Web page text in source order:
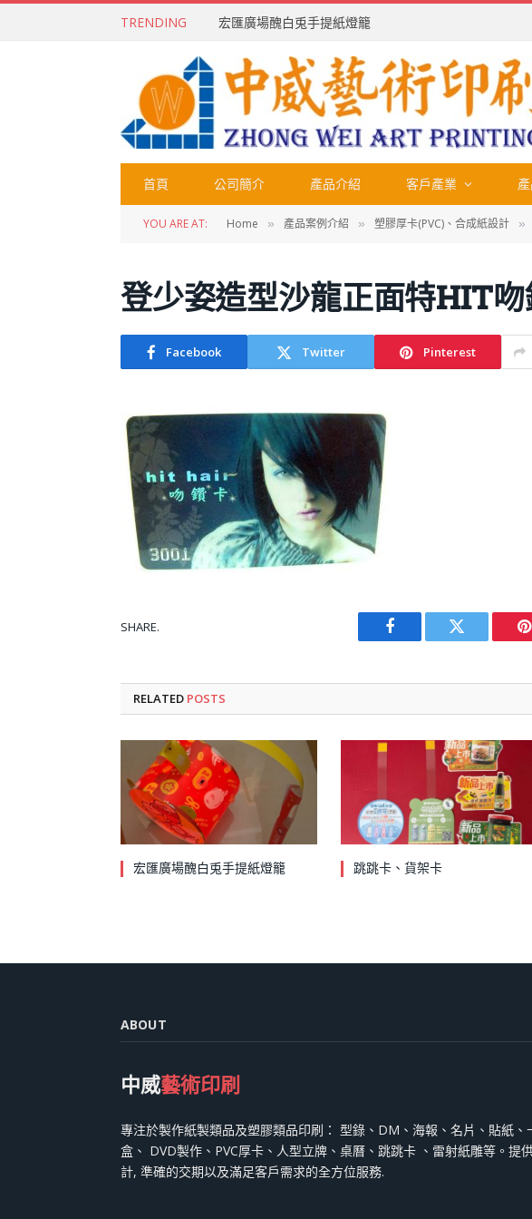
TRENDING 宏匯廣場醜白兎手提紙燈籠
首頁 公司簡介 產品介紹 客戶產業
YOU ARE AT: Home » 產品案例介紹 » 塑膠厚卡(PVC)、合成紙設計 »
登少姿造型沙龍正面特HIT
Facebook Twitter Pinterest
SHARE.
Facebook Twitter
RELATED POSTS
宏匯廣場醜白兎手提紙燈籠 跳跳卡、貨架卡
ABOUT
中威藝術印刷
專注於製作紙製類品及塑膠類品印刷： 型錄、DM、海報、名片、貼紙、
盒、 DVD製作、PVC厚卡、人型立牌、桌曆、跳跳卡 、雷射紙雕等。提
計, 準確的交期以及滿足客戶需求的全方位服務.